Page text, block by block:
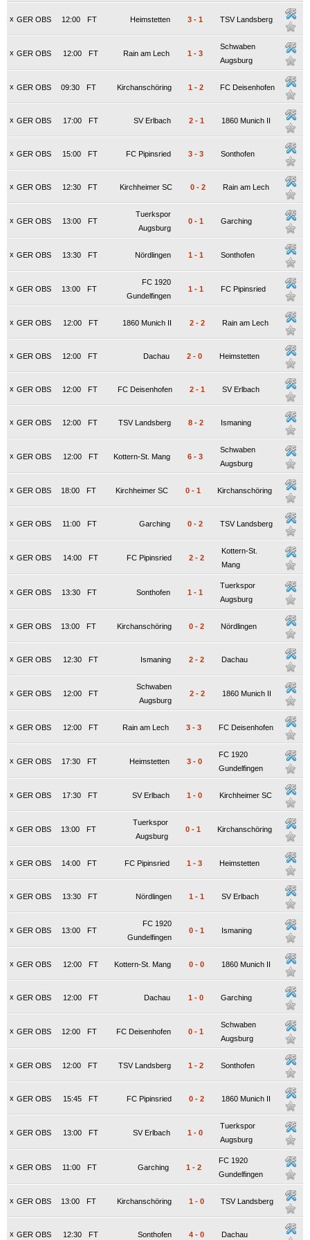
x GER OBS FT
12:00 Heimstetten 3 - 1 TSV Landsberg
x GER OBS FT
12:00 Rain am Lech 1 - 3
Schwaben
Augsburg
x GER OBS FT
09:30 Kirchanschöring 1 - 2 FC Deisenhofen
x GER OBS FT
17:00 SV Erlbach 2 - 1 1860 Munich II
x GER OBS FT
15:00 FC Pipinsried 3 - 3 Sonthofen
x GER OBS FT
12:30 Kirchheimer SC 0 - 2 Rain am Lech
x GER OBS FT
13:00
Tuerkspor
Augsburg
0 - 1 Garching
x GER OBS FT
13:30 Nördlingen 1 - 1 Sonthofen
x GER OBS FT
13:00
FC 1920
Gundelfingen
1 - 1 FC Pipinsried
x GER OBS FT
12:00 1860 Munich II 2 - 2 Rain am Lech
x GER OBS FT
12:00 Dachau 2 - 0 Heimstetten
x GER OBS FT
12:00 FC Deisenhofen 2 - 1 SV Erlbach
x GER OBS FT
12:00 TSV Landsberg 8 - 2 Ismaning
x GER OBS FT
12:00 Kottern-St. Mang 6 - 3
Schwaben
Augsburg
x GER OBS FT
18:00 Kirchheimer SC 0 - 1 Kirchanschöring
x GER OBS FT
11:00 Garching 0 - 2 TSV Landsberg
x GER OBS FT
14:00 FC Pipinsried 2 - 2
Kottern-St.
Mang
x GER OBS FT
13:30 Sonthofen 1 - 1
Tuerkspor
Augsburg
x GER OBS FT
13:00 Kirchanschöring 0 - 2 Nördlingen
x GER OBS FT
12:30 Ismaning 2 - 2 Dachau
x GER OBS FT
12:00
Schwaben
Augsburg
2 - 2 1860 Munich II
x GER OBS FT
12:00 Rain am Lech 3 - 3 FC Deisenhofen
x GER OBS FT
17:30 Heimstetten 3 - 0
FC 1920
Gundelfingen
x GER OBS FT
17:30 SV Erlbach 1 - 0 Kirchheimer SC
x GER OBS FT
13:00
Tuerkspor
Augsburg
0 - 1 Kirchanschöring
x GER OBS FT
14:00 FC Pipinsried 1 - 3 Heimstetten
x GER OBS FT
13:30 Nördlingen 1 - 1 SV Erlbach
x GER OBS FT
13:00
FC 1920
Gundelfingen
0 - 1 Ismaning
x GER OBS FT
12:00 Kottern-St. Mang 0 - 0 1860 Munich II
x GER OBS FT
12:00 Dachau 1 - 0 Garching
x GER OBS FT
12:00 FC Deisenhofen 0 - 1
Schwaben
Augsburg
x GER OBS FT
12:00 TSV Landsberg 1 - 2 Sonthofen
x GER OBS FT
15:45 FC Pipinsried 0 - 2 1860 Munich II
x GER OBS FT
13:00 SV Erlbach 1 - 0
Tuerkspor
Augsburg
x GER OBS FT
11:00 Garching 1 - 2
FC 1920
Gundelfingen
x GER OBS FT
13:00 Kirchanschöring 1 - 0 TSV Landsberg
x GER OBS FT
12:30 Sonthofen 4 - 0 Dachau